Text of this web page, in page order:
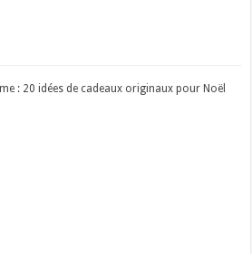
: 20 idées de cadeaux originaux pour Noël